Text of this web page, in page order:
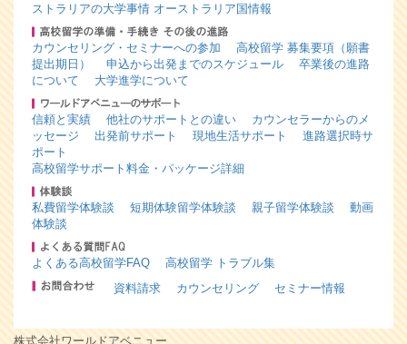
ストラリアの大学事情 オーストラリア国情報
カウンセリング・セミナーへの参加
高校留学 募集要項（願書
提出期日）
申込から出発までのスケジュール
卒業後の進路
について
大学進学について
信頼と実績 他社のサポートとの違い
カウンセラーからのメ
ッセージ
出発前サポート 現地生活サポート
進路選択時サ
ポート
高校留学サポート料金・パッケージ詳細
私費留学体験談 短期体験留学体験談 親子留学体験談
動画
体験談
よくある高校留学FAQ
高校留学 トラブル集
資料請求
カウンセリング セミナー情報
株式会社ワールドアベニュー